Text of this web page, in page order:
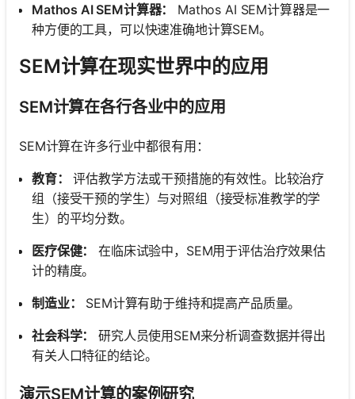
Mathos AI SEM计算器：
Mathos AI SEM计算器是一
种方便的工具，可以快速准确地计算SEM。
SEM计算在现实世界中的应用
SEM计算在各行各业中的应用
SEM计算在许多行业中都很有用：
教育：
评估教学方法或干预措施的有效性。比较治疗
组（接受干预的学生）与对照组（接受标准教学的学
生）的平均分数。
医疗保健：
在临床试验中，SEM用于评估治疗效果估
计的精度。
制造业： SEM计算有助于维持和提高产品质量。
社会科学：
研究人员使用SEM来分析调查数据并得出
有关人口特征的结论。
演示SEM计算的案例研究